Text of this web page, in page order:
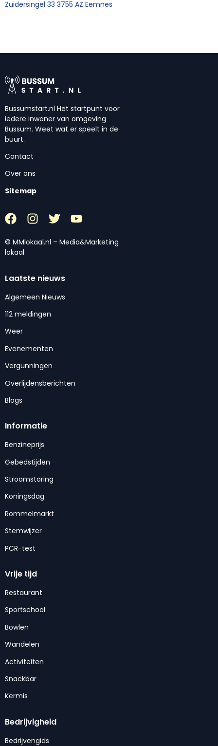
Zuidersingel 33 3755 AZ Eemnes
Bussumstart.nl Het startpunt voor
iedere inwoner van omgeving
Bussum. Weet wat er speelt in de
buurt.
Contact
Over ons
Sitemap
© MMlokaal.nl – Media&Marketing
lokaal
Laatste nieuws
Algemeen Nieuws
112 meldingen
Weer
Evenementen
Vergunningen
Overlijdensberichten
Blogs
Informatie
Benzineprijs
Gebedstijden
Stroomstoring
Koningsdag
Rommelmarkt
Stemwijzer
PCR-test
Vrije tijd
Restaurant
Sportschool
Bowlen
Wandelen
Activiteiten
Snackbar
Kermis
Bedrijvigheid
Bedrijvengids